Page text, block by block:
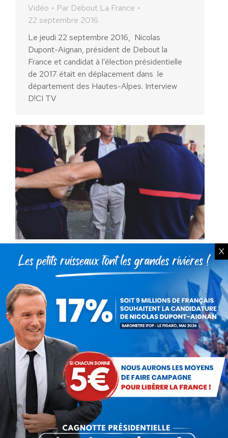
Vidéo Par Debout La France
22 septembre 2016
Le jeudi 22 septembre 2016, Nicolas
Dupont-Aignan, président de Debout la
France et candidat à l’élection présidentielle
de 2017 était en déplacement dans le
département des Hautes-Alpes. Interview
D!CI TV
Lettre de Nicolas Dupont-
Aignan aux sapeurs-pompiers
Actualités
22 septembre 2016
A l’occasion de leur 123ème congrès national,
Nicolas Dupont-Aignan a voulu écrire à tous
les sapeurs-pompiers de France. Madame,
Monsieur, J’ai pu, à de nombreuses occasions,
vous rencontrer sur le…
X